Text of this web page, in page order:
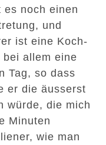
noch einen
und
ist eine Koch-
bei allem eine
Tag, so dass
er die äusserst
würde, die mich
Minuten
wie man